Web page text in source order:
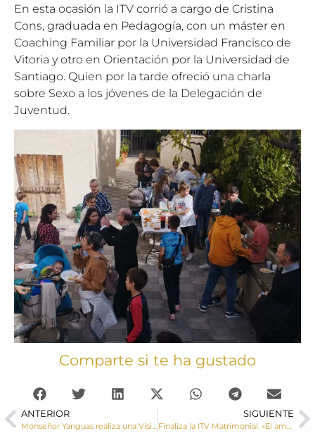
En esta ocasión la ITV corrió a cargo de Cristina
Cons, graduada en Pedagogía, con un máster en
Coaching Familiar por la Universidad Francisco de
Vitoria y otro en Orientación por la Universidad de
Santiago. Quien por la tarde ofreció una charla
sobre Sexo a los jóvenes de la Delegación de
Juventud.
Comparte si te ha gustado
ANTERIOR SIGUIENTE